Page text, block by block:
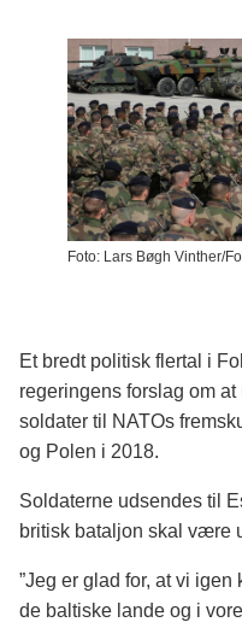
Foto: Lars Bøgh Vinther/
Et bredt politisk flertal i
regeringens forslag om
soldater til NATOs
og Polen i 2018.
Soldaterne udsendes til
britisk bataljon skal være
”Jeg er glad for, at vi
de baltiske lande og i